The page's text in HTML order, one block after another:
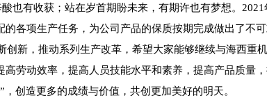
也有收获；站在岁首期盼未来，有期许也有梦想。
各项生产任务，为公司产品的保质按期完成做出了不
创新，推动系列生产改革，希望大家能够继续与海西重
劳动效率，提高人员技能水平和素养，提高产品质量
创造更多的成绩与价值，共创更加美好的明天。